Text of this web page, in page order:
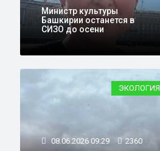
Министр культуры
Башкирии останется в
СИЗО до осени
ЭКОЛОГИЯ
08.06.2026 09:29 2360